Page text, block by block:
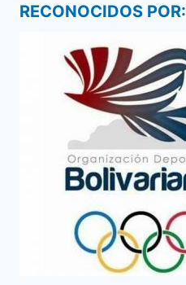
RECONOCIDOS POR: